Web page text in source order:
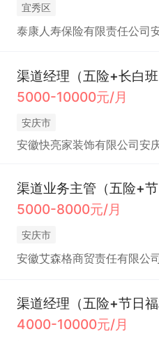
宜秀区
渠道经理（五险+长白班
5000-10000元/月
安庆市
安徽快亮家装饰有限公司安
渠道业务主管（五险+节
5000-8000元/月
安庆市
安徽艾森格商贸责任有限公司
渠道经理（五险+节日福
4000-10000元/月